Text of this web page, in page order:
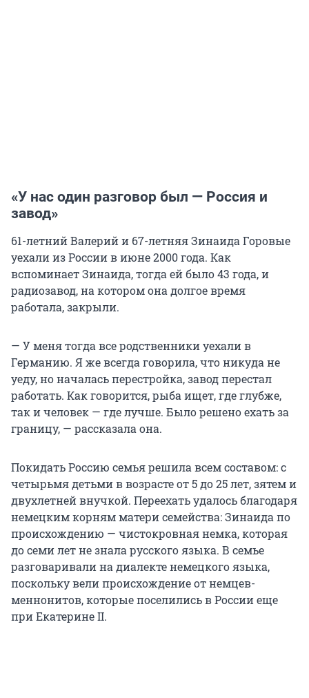
«У нас один разговор был — Россия и
завод»
61-летний Валерий и 67-летняя Зинаида Горовые
уехали из России в июне 2000 года. Как
вспоминает Зинаида, тогда ей было 43 года, и
радиозавод, на котором она долгое время
работала, закрыли.
— У меня тогда все родственники уехали в
Германию. Я же всегда говорила, что никуда не
уеду, но началась перестройка, завод перестал
работать. Как говорится, рыба ищет, где глубже,
так и человек — где лучше. Было решено ехать за
границу, — рассказала она.
Покидать Россию семья решила всем составом: с
четырьмя детьми в возрасте от 5 до 25 лет, зятем и
двухлетней внучкой. Переехать удалось благодаря
немецким корням матери семейства: Зинаида по
происхождению — чистокровная немка, которая
до семи лет не знала русского языка. В семье
разговаривали на диалекте немецкого языка,
поскольку вели происхождение от немцев-
меннонитов, которые поселились в России еще
при Екатерине II.